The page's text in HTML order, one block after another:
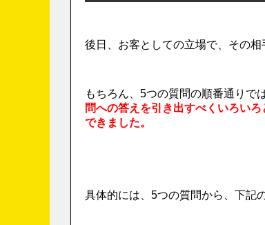
後日、お客としての立場で、その
もちろん、5つの質問の順番通りで
問への答えを引き出すべくいろい
できました。
具体的には、5つの質問から、下記